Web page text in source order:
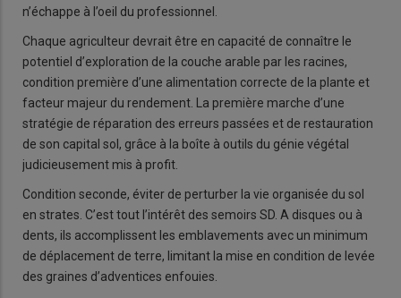
n’échappe à l’oeil du professionnel.
Chaque agriculteur devrait être en capacité de connaître le
potentiel d’exploration de la couche arable par les racines,
condition première d’une alimentation correcte de la plante et
facteur majeur du rendement. La première marche d’une
stratégie de réparation des erreurs passées et de restauration
de son capital sol, grâce à la boîte à outils du génie végétal
judicieusement mis à profit.
Condition seconde, éviter de perturber la vie organisée du sol
en strates. C’est tout l’intérêt des semoirs SD. A disques ou à
dents, ils accomplissent les emblavements avec un minimum
de déplacement de terre, limitant la mise en condition de levée
des graines d’adventices enfouies.